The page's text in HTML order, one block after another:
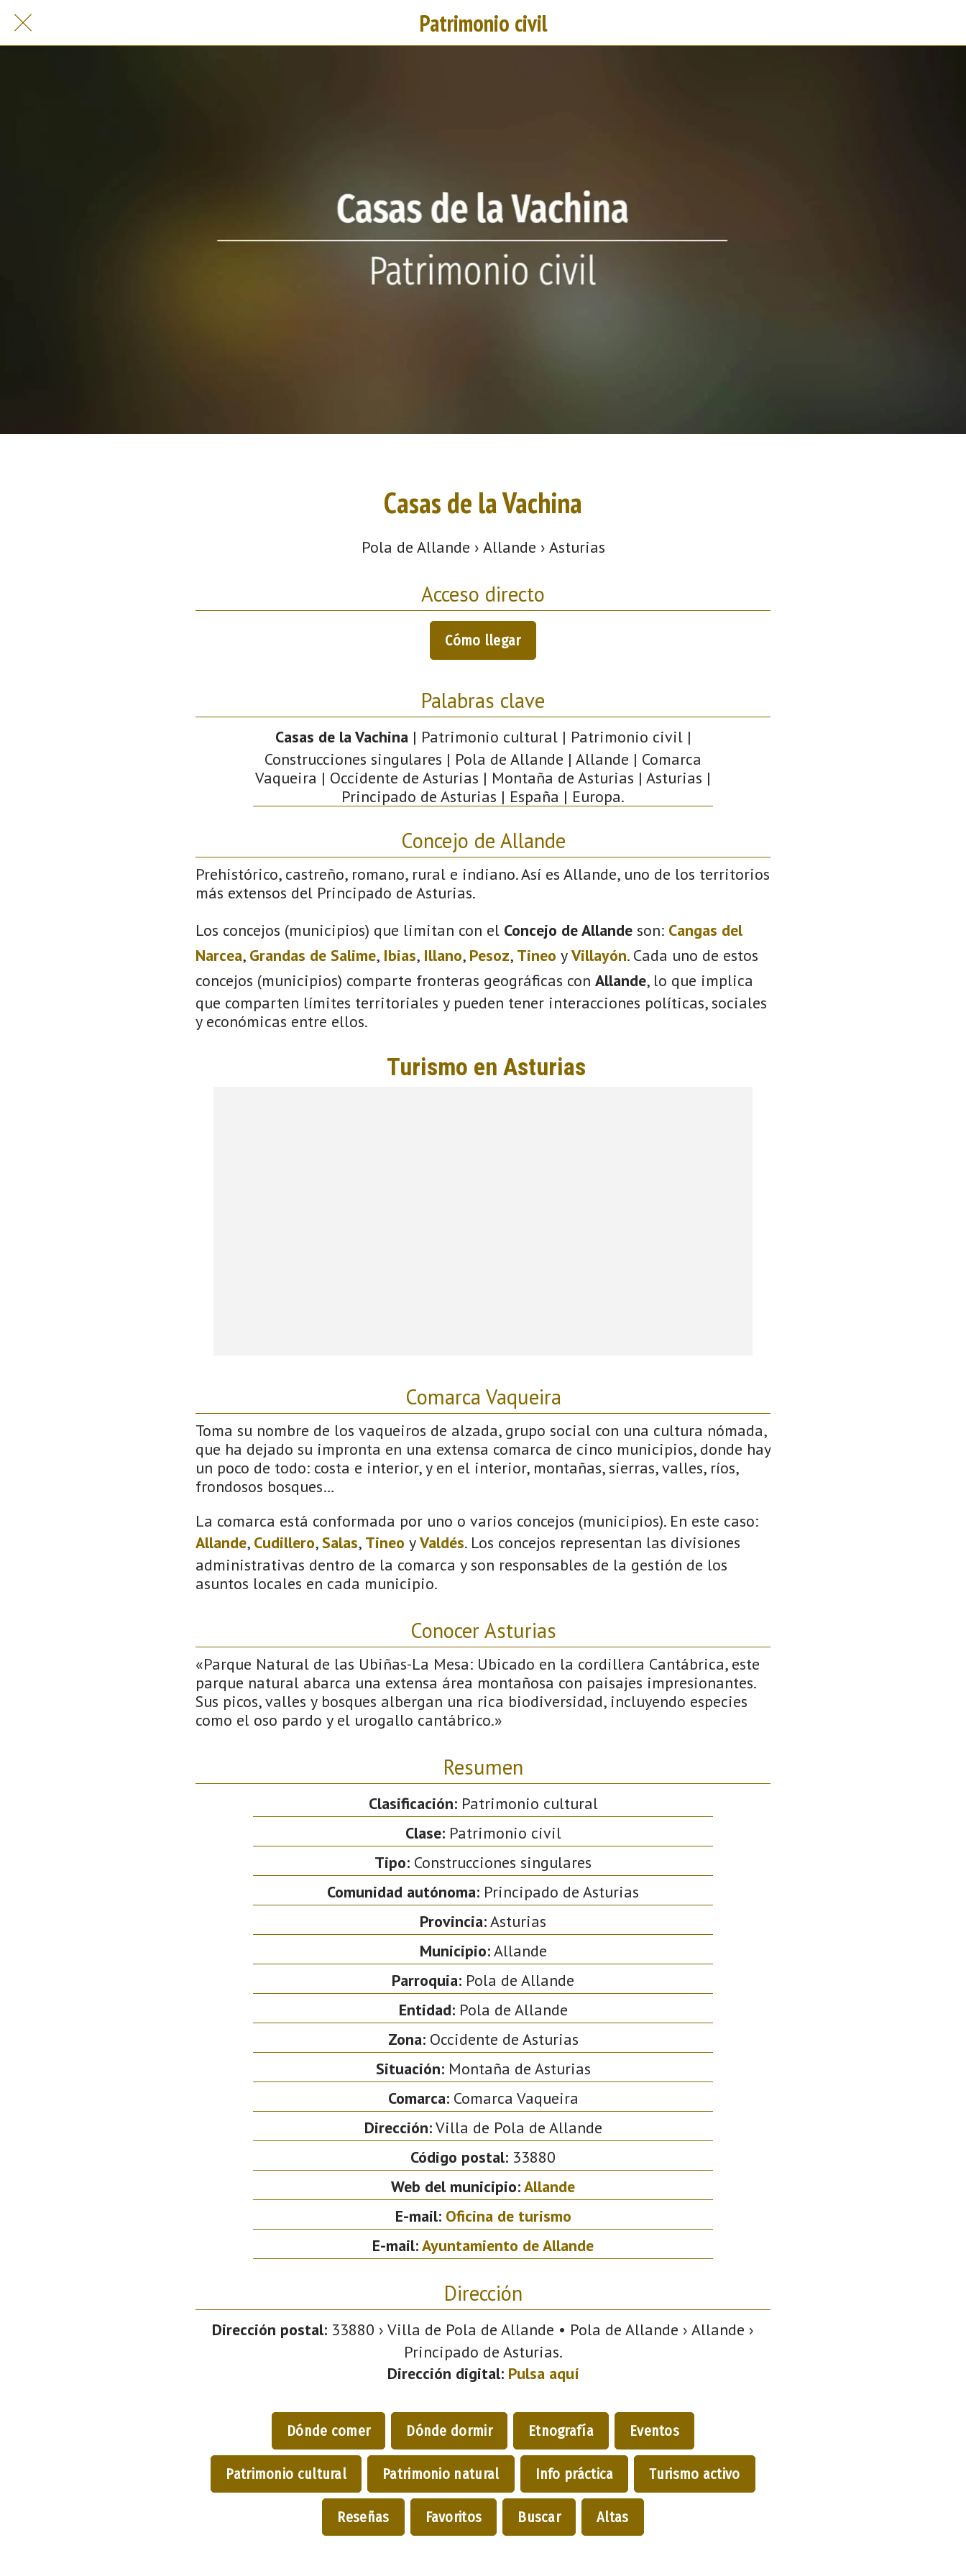
Patrimonio civil
Casas de la Vachina
Pola de Allande › Allande › Asturias
Acceso directo
Cómo llegar
Palabras clave
Casas de la Vachina| Patrimonio cultural | Patrimonio civil |
Construcciones singulares | Pola de Allande | Allande | Comarca
Vaqueira | Occidente de Asturias | Montaña de Asturias | Asturias |
Principado de Asturias | España | Europa.
Concejo de Allande
Prehistórico, castreño, romano, rural e indiano. Así es Allande, uno de los territorios
más extensos del Principado de Asturias.
Los concejos (municipios) que limitan con el Concejo de Allande son: Cangas del
Narcea, Grandas de Salime, Ibias, Illano, Pesoz, Tineo yVillayón. Cada uno de estos
concejos (municipios) comparte fronteras geográficas con Allande, lo que implica
que comparten límites territoriales y pueden tener interacciones políticas, sociales
y económicas entre ellos.
Comarca Vaqueira
Toma su nombre de los vaqueiros de alzada, grupo social con una cultura nómada,
que ha dejado su impronta en una extensa comarca de cinco municipios, donde hay
un poco de todo: costa e interior, y en el interior, montañas, sierras, valles, ríos,
frondosos bosques…
La comarca está conformada por uno o varios concejos (municipios). En este caso:
Allande, Cudillero,Salas, Tineo yValdés. Los concejos representan las divisiones
administrativas dentro de la comarca y son responsables de la gestión de los
asuntos locales en cada municipio.
Conocer Asturias
«Parque Natural de las Ubiñas-La Mesa: Ubicado en la cordillera Cantábrica, este
parque natural abarca una extensa área montañosa con paisajes impresionantes.
Sus picos, valles y bosques albergan una rica biodiversidad, incluyendo especies
como el oso pardo y el urogallo cantábrico.»
Resumen
Clasificación:Patrimonio cultural
Clase:Patrimonio civil
Tipo: Construcciones singulares
Comunidad autónoma: Principado de Asturias
Provincia:Asturias
Municipio:Allande
Parroquia: Pola de Allande
Entidad:Pola de Allande
Zona:Occidente de Asturias
Situación:Montaña de Asturias
Comarca:Comarca Vaqueira
Dirección:Villa de Pola de Allande
Código postal: 33880
Web del municipio:Allande
E-mail: Oficina de turismo
E-mail:Ayuntamiento de Allande
Dirección
Dirección postal: 33880 › Villa de Pola de Allande • Pola de Allande › Allande ›
Principado de Asturias.
Dirección digital: Pulsa aquí
Dónde comer Dónde dormir Etnografía Eventos
Patrimonio cultural Patrimonio natural Info práctica Turismo activo
Reseñas Favoritos Buscar Altas